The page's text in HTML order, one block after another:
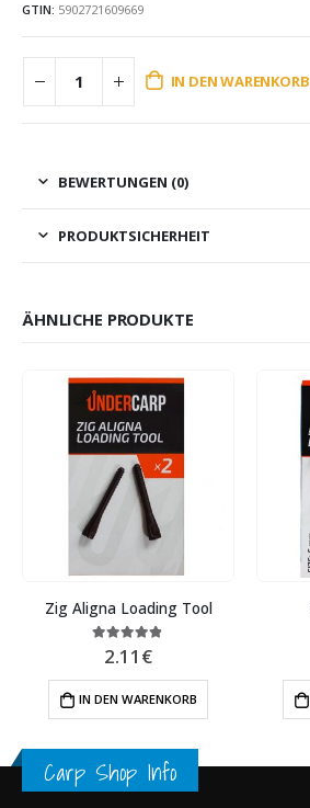
GTIN: 5902721609669
IN DEN WARENKORB
BEWERTUNGEN (0)
PRODUKTSICHERHEIT
ÄHNLICHE PRODUKTE
Zig Aligna Loading Tool
4.80 out of 5
2.11 €
IN DEN WARENKORB
Carp Shop Info